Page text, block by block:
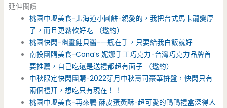
延伸閱讀
桃園中壢美食-北海道小圓餅-親愛的，我把台式馬卡龍變厚
了，而且更鬆軟好吃 （邀約）
桃園快閃-幽靈鮭貝醬-一瓶在手，只要給我白飯就好
南投團購美食-Cona’s 妮娜手工巧克力-台灣巧克力品牌首
要推薦，自己吃還是送禮都超有面子 （邀約）
中秋限定快閃團購-2022芽月中秋壽司豪華拚盤，快閃只有
兩個禮拜，想吃只有現在！！
桃園中壢美食-再來鴨 酥皮蛋黃酥-超可愛的鴨鴨禮盒深得人